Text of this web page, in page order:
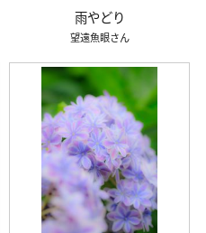
雨やどり
望遠魚眼